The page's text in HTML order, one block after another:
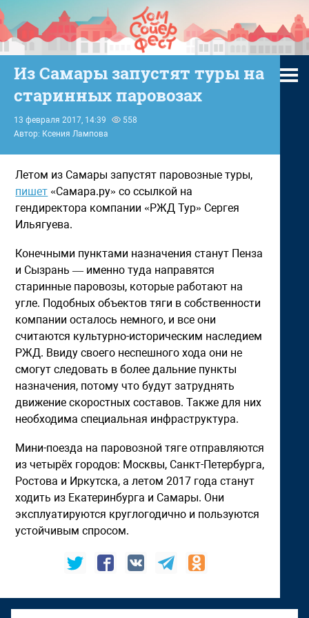
Из Самары запустят туры на
старинных паровозах
13 февраля 2017, 14:39
558
Автор: Ксения Лампова
Летом из Самары запустят паровозные туры,
пишет «Самара.ру» со ссылкой на
гендиректора компании «РЖД Тур» Сергея
Ильягуева.
Конечными пунктами назначения станут Пенза
и Сызрань — именно туда направятся
старинные паровозы, которые работают на
угле. Подобных объектов тяги в собственности
компании осталось немного, и все они
считаются культурно-историческим наследием
РЖД. Ввиду своего неспешного хода они не
смогут следовать в более дальние пункты
назначения, потому что будут затруднять
движение скоростных составов. Также для них
необходима специальная инфраструктура.
Мини-поезда на паровозной тяге отправляются
из четырёх городов: Москвы, Санкт-Петербурга,
Ростова и Иркутска, а летом 2017 года станут
ходить из Екатеринбурга и Самары. Они
эксплуатируются круглогодично и пользуются
устойчивым спросом.